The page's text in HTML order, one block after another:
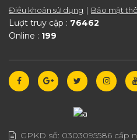
Điều khoản sử dụng
Bảo mật
Lượt truy cập : 76462
Online : 199
GPKD số: 0303095586 cấp